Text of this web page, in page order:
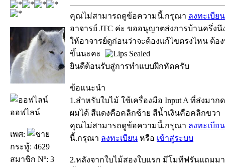
ออฟไลน์
เพศ:
กระทู้: 4629
สมาชิก Nº: 3
คุณไม่สามารถดูข้อความนี้.กรุณา ลงทะเบียน
อาจารย์ JTC ค่ะ ขออนุญาตส่งการบ้านครึ่ง
ให้อาจารย์ดูก่อนว่าจะต้องแก้ไขตรงไหน ต้อ
ขึ้นนะคะ
ยินดีต้อนรับสู่การทำแบบฝึกหัดครับ
ข้อแนะนำ
1.สำหรับใบไม้ ใช้เครื่องมือ Input A ที่ส่งมา
ผมได้ สีแดงคือคลิกซ้าย สีน้ำเงินคือคลิกขวา
คุณไม่สามารถดูข้อความนี้.กรุณา ลงทะเบียน
นี้.กรุณา ลงทะเบียน หรือ เข้าสู่ระบบ
2.หลังจากใบไม้สองใบแรก มีโมทีฟรันแถม